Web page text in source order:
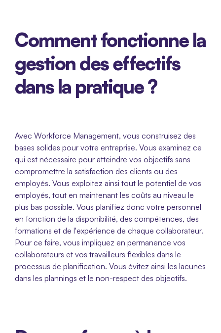
Comment fonctionne la
gestion des effectifs
dans la pratique ?
Avec Workforce Management, vous construisez des
bases solides pour votre entreprise. Vous examinez ce
qui est nécessaire pour atteindre vos objectifs sans
compromettre la satisfaction des clients ou des
employés. Vous exploitez ainsi tout le potentiel de vos
employés, tout en maintenant les coûts au niveau le
plus bas possible. Vous planifiez donc votre personnel
en fonction de la disponibilité, des compétences, des
formations et de l'expérience de chaque collaborateur.
Pour ce faire, vous impliquez en permanence vos
collaborateurs et vos travailleurs flexibles dans le
processus de planification. Vous évitez ainsi les lacunes
dans les plannings et le non-respect des objectifs.